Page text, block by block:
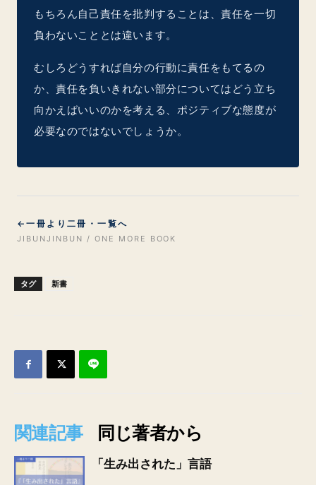
もちろん自己責任を批判することは、責任を一切
負わないこととは違います。
むしろどうすれば自分の行動に責任をもてるの
か、責任を負いきれない部分についてはどう立ち
向かえばいいのかを考える、ポジティブな態度が
必要なのではないでしょうか。
←一冊より二冊・一覧へ
JIBUNJINBUN / ONE MORE BOOK
タグ 新書
関連記事 同じ著者から
「生み出された」言語